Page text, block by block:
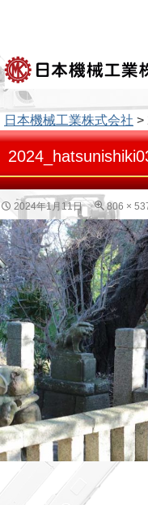
索
日本機械工業株式会社 >
2024年1月11日 806 ×